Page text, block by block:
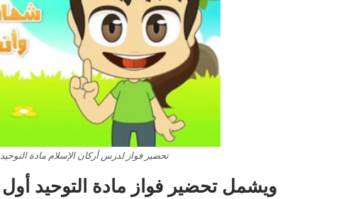
تحضير فواز لدرس أركان الإسلام مادة التوحيد
ويشمل تحضير فواز مادة التوحيد أول